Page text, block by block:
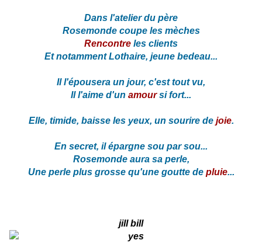
Dans l'atelier du père
Rosemonde coupe les mèches
Rencontre les clients
Et notamment Lothaire, jeune bedeau...
Il l'épousera un jour, c'est tout vu,
Il l'aime d'un amoursi fort...
Elle, timide, baisse les yeux, un sourire dejoie.
En secret, il épargne sou par sou...
Rosemonde aura sa perle,
Une perle plus grosse qu'une goutte de pluie...
jill bill